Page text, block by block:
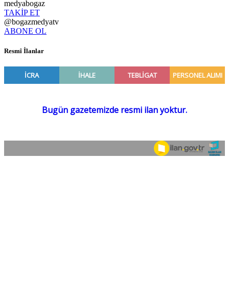
medyabogaz
TAKİP ET
@bogazmedyatv
ABONE OL
Resmî İlanlar